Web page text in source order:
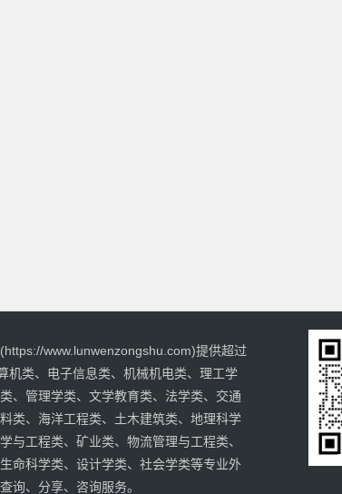
www.lunwenzongshu.com)提供超过
机类、电子信息类、机械机电类、理工学
、管理学类、文学教育类、法学类、交通
类、海洋工程类、土木建筑类、地理科学
与工程类、矿业类、物流管理与工程类、
命科学类、设计学类、社会学类等专业外
询、分享、咨询服务。